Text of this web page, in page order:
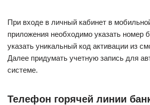
При входе в личный кабинет в
приложения необходимо указать номер
указать уникальный код активации из
Далее придумать учетную запись для
системе.
Телефон горячей линии